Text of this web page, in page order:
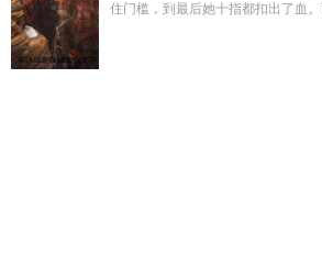
住门槛，到最后她十指都扣出了血